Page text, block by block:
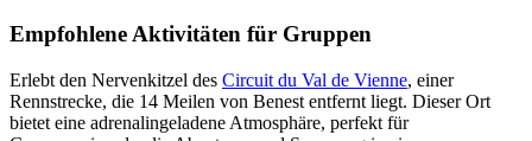
Empfohlene Aktivitäten für Gruppen
Erlebt den Nervenkitzel des Circuit du Val de Vienne, einer
Rennstrecke, die 14 Meilen von Benest entfernt liegt. Dieser Ort
bietet eine adrenalingeladene Atmosphäre, perfekt für